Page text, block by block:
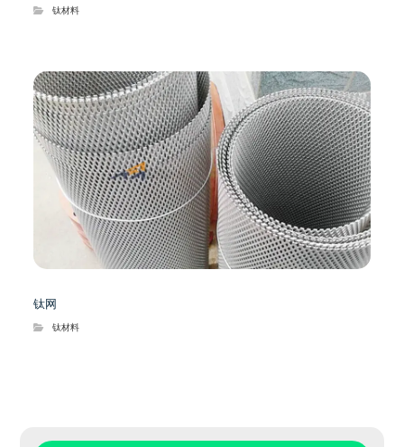
钛材料
钛网
钛材料